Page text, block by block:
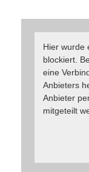
Hier wurde
blockiert.
eine
Anbieters
Anbieter
mitgeteilt